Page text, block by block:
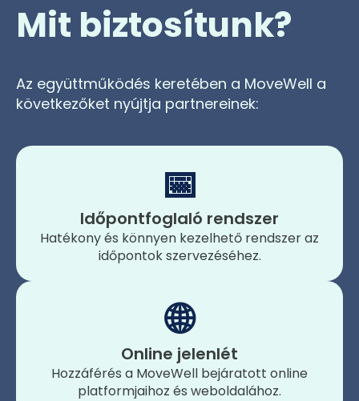
Mit biztosítunk?
Az együttműködés keretében a MoveWell a
következőket nyújtja partnereinek:
🌐
Online jelenlét
Hozzáférés a MoveWell bejáratott online
platformjaihoz és weboldalához.
📅
Időpontfoglaló rendszer
Hatékony és könnyen kezelhető rendszer az
időpontok szervezéséhez.